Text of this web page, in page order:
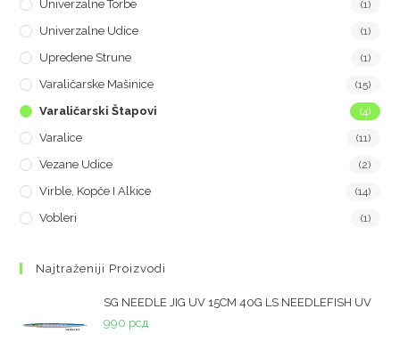
Univerzalne Torbe (1)
Univerzalne Udice (1)
Upredene Strune (1)
Varaličarske Mašinice (15)
Varaličarski Štapovi (4)
Varalice (11)
Vezane Udice (2)
Virble, Kopče I Alkice (14)
Vobleri (1)
Najtraženiji Proizvodi
SG NEEDLE JIG UV 15CM 40G LS NEEDLEFISH UV
990 рсд